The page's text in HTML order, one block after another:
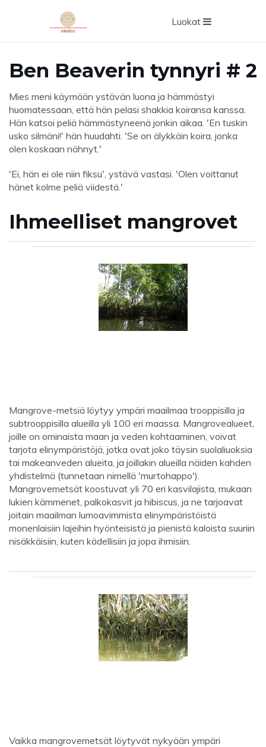
Luokat
Ben Beaverin tynnyri # 2
Mies meni käymään ystävän luona ja hämmästyi
huomatessaan, että hän pelasi shakkia koiransa kanssa.
Hän katsoi peliä hämmästyneenä jonkin aikaa. 'En tuskin
usko silmäni!' hän huudahti. 'Se on älykkäin koira, jonka
olen koskaan nähnyt.'
'Ei, hän ei ole niin fiksu', ystävä vastasi. 'Olen voittanut
hänet kolme peliä viidestä.'
Ihmeelliset mangrovet
Mangrove-metsiä löytyy ympäri maailmaa trooppisilla ja
subtrooppisilla alueilla yli 100 eri maassa. Mangrovealueet,
joille on ominaista maan ja veden kohtaaminen, voivat
tarjota elinympäristöjä, jotka ovat joko täysin suolaliuoksia
tai makeanveden alueita, ja joillakin alueilla näiden kahden
yhdistelmä (tunnetaan nimellä 'murtohappo').
Mangrovemetsät koostuvat yli 70 eri kasvilajista, mukaan
lukien kämmenet, palkokasvit ja hibiscus, ja ne tarjoavat
joitain maailman lumoavimmista elinympäristöistä
monenlaisiin lajeihin hyönteisistä ja pienistä kaloista suuriin
nisäkkäisiin, kuten kädellisiin ja jopa ihmisiin.
Vaikka mangrovemetsät löytyvät nykyään ympäri